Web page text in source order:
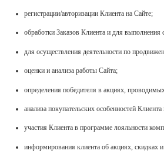
регистрации/авторизации Клиента на Сайте;
обработки Заказов Клиента и для выполнения
для осуществления деятельности по
оценки и анализа работы Сайта;
определения победителя в акциях,
анализа покупательских особенностей
участия Клиента в программе лояльности
информирования клиента об акциях, скидках